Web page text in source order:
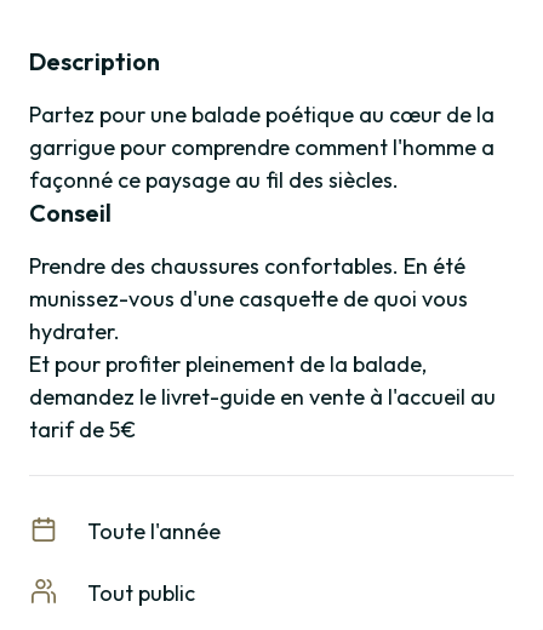
Description
Partez pour une balade poétique au cœur de la
garrigue pour comprendre comment l'homme a
façonné ce paysage au fil des siècles.
Conseil
Prendre des chaussures confortables. En été
munissez-vous d'une casquette de quoi vous
hydrater.
Et pour profiter pleinement de la balade,
demandez le livret-guide en vente à l'accueil au
tarif de 5€
Toute l'année
Tout public